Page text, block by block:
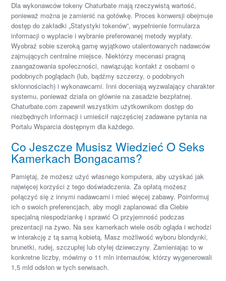
Dla wykonawców tokeny Chaturbate mają rzeczywistą wartość,
ponieważ można je zamienić na gotówkę. Proces konwersji obejmuje
dostęp do zakładki „Statystyki tokenów”, wypełnienie formularza
informacji o wypłacie i wybranie preferowanej metody wypłaty.
Wyobraź sobie szeroką gamę wyjątkowo utalentowanych nadawców
zajmujących centralne miejsce. Niektórzy mecenasi pragną
zaangażowania społeczności, nawiązując kontakt z osobami o
podobnych poglądach (lub, bądźmy szczerzy, o podobnych
skłonnościach) i wykonawcami. Inni doceniają wyzwalający charakter
systemu, ponieważ działa on głównie na zasadzie bezpłatnej.
Chaturbate.com zapewnił wszystkim użytkownikom dostęp do
niezbędnych informacji i umieścił najczęściej zadawane pytania na
Portalu Wsparcia dostępnym dla każdego.
Co Jeszcze Musisz Wiedzieć O Seks
Kamerkach Bongacams?
Pamiętaj, że możesz użyć własnego komputera, aby uzyskać jak
najwięcej korzyści z tego doświadczenia. Za opłatą możesz
połączyć się z innymi nadawcami i mieć więcej zabawy. Poinformuj
ich o swoich preferencjach, aby mogli zaplanować dla Ciebie
specjalną niespodziankę i sprawić Ci przyjemność podczas
prezentacji na żywo. Na sex kamerkach wiele osób ogląda i wchodzi
w interakcję z tą samą kobietą. Masz możliwość wyboru blondynki,
brunetki, rudej, szczupłej lub otyłej dziewczyny. Zamieniając to w
konkretne liczby, mówimy o 11 mln internautów, którzy wygenerowali
1,5 mld odsłon w tych serwisach.